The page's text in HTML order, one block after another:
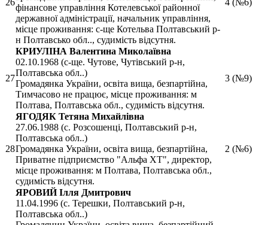
фінансове управління Котелевської районної
державної адміністрації, начальник управління,
місце проживання: с-ще Котельва Полтавський р-
н Полтавсько обл.., судимість відсутня.
27
КРИУЛІНА Валентина Миколаївна
02.10.1968 (с-ще. Чутове, Чутівський р-н,
Полтавська обл..)
Громадянка України, освіта вища, безпартійна,
Тимчасово не працює, місце проживання: м
Полтава, Полтавська обл., судимість відсутня.
3 (№9)
28
ЯГОДЯК Тетяна Михайлівна
27.06.1988 (с. Розсошенці, Полтавський р-н,
Полтавська обл..)
Громадянка України, освіта вища, безпартійна,
Приватне підприємство "Альфа ХТ", директор,
місце проживання: м Полтава, Полтавська обл.,
судимість відсутня.
2 (№6)
ЯРОВИЙ Ілля Дмитрович
11.04.1996 (с. Терешки, Полтавський р-н,
Полтавська обл..)